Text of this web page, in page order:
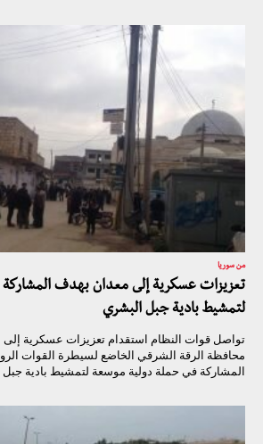
من سوريا
تعزيزات عسكرية إلى معدان بهدف
لتمشيط بادية جبل البشري
تواصل قوات النظام استقدام تعزيزات عسكرية إلى
محافظة الرقة الشرقي الخاضع لسيطرة القوات
المشاركة في حملة دولية موسعة لتمشيط بادية